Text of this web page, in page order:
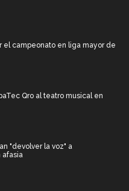
el campeonato en liga mayor de
Qro al teatro musical en
"devolver la voz" a
afasia